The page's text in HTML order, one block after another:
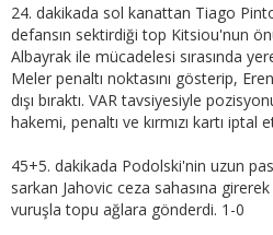
24. dakikada sol kanattan Tiago
defansın sektirdiği top Kitsiou'nun
Albayrak ile mücadelesi sırasında
Meler penaltı noktasını gösterip,
dışı bıraktı. VAR tavsiyesiyle
hakemi, penaltı ve kırmızı kartı iptal
45+5. dakikada Podolski'nin uzun
sarkan Jahovic ceza sahasına
vuruşla topu ağlara gönderdi. 1-0